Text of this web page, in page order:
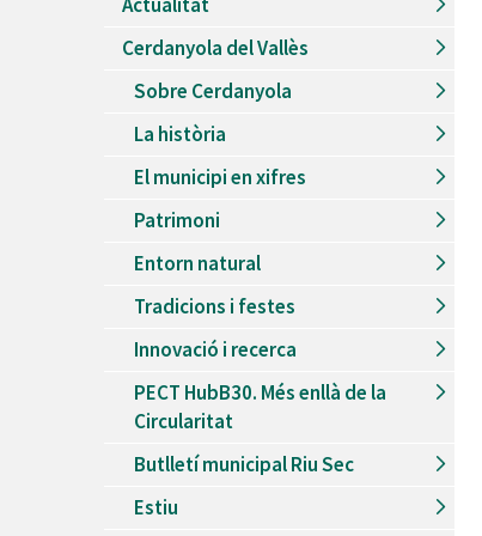
Recursos Humans
Del26/06/2026al30/08/2026
Patis oberts temporada d'estiu
Piscines d'estiu a Cerdanyola
Del01/06/2026al30/09/2026
Refugis climàtics a Cerdanyola
Jocs d'aigua del Parc Cordelles
Del01/07/2024al31/08/2026
Decorem! Conte 'La truita de nabius'
Cerdanyola del Vallès
Sobre Cerdanyola
La història
El municipi en xifres
Patrimoni
Entorn natural
Tradicions i festes
Innovació i recerca
PECT HubB30. Més enllà de la
Circularitat
Butlletí municipal Riu Sec
Estiu